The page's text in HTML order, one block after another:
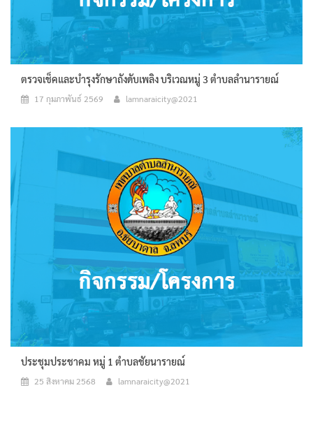
ตรวจเช็คและบำรุงรักษาถังดับเพลิง บริเวณหมู่ 3 ตำบลลำนารายณ์
17 กุมภาพันธ์ 2569 lamnaraicity@2021
ประชุมประชาคม หมู่ 1 ตำบลชัยนารายณ์
25 สิงหาคม 2568 lamnaraicity@2021